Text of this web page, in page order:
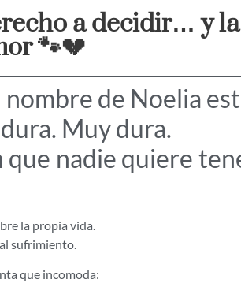
a decidir… y
🐾💔
nombre de Noelia
Muy dura.
que nadie quiere
la propia vida.
sufrimiento.
que incomoda: